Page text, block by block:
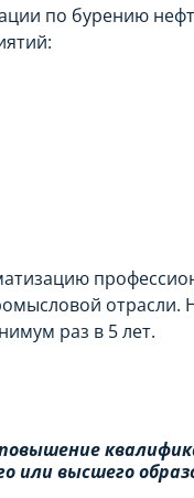
по бурению
раз в 5 лет.
или высшего